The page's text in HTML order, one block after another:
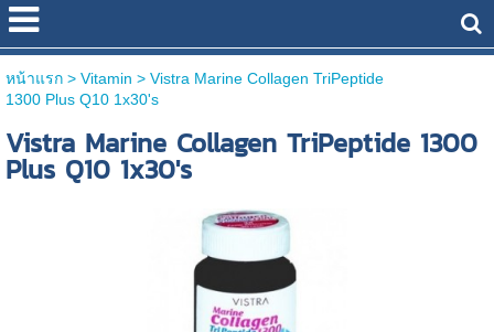
หน้าแรก> Vitamin > Vistra Marine Collagen TriPeptide
1300 Plus Q10 1x30's
Vistra Marine Collagen TriPeptide 1300
Plus Q10 1x30's